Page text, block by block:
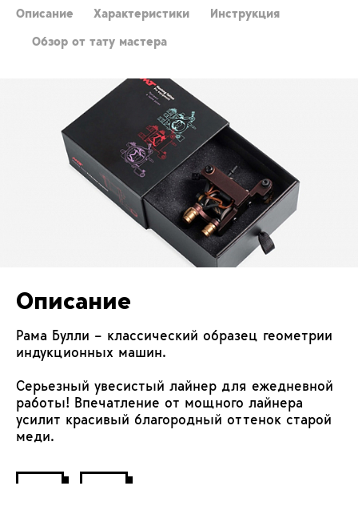
Описание Характеристики
Инструкция
Обзор от тату мастера
Описание
Рама Булли – классический образец геометрии
индукционных машин.
Серьезный увесистый лайнер для ежедневной
работы! Впечатление от мощного лайнера
усилит красивый благородный оттенок старой
меди.
Описание